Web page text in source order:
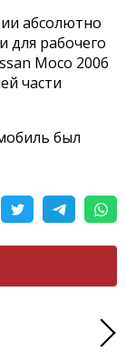
абсолютно
для рабочего
Moco 2006
части
был